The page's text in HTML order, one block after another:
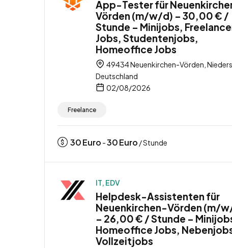
App-Tester für
Vörden (m/w/d) – 30,00 € /
Stunde – Minijobs,
Jobs, Studentenjobs,
Homeoffice Jobs
49434 Neuenkirchen-Vörden,
Deutschland
02/08/2026
Freelance
30Euro -30Euro / Stunde
IT, EDV
Helpdesk-Assistenten für
Neuenkirchen-Vörden (m/
– 26,00 € / Stunde –
Homeoffice Jobs,
Vollzeitjobs